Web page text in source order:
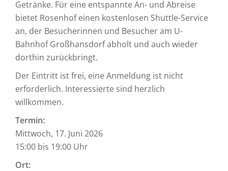
Getränke. Für eine entspannte An- und Abreise
bietet Rosenhof einen kostenlosen Shuttle-Service
an, der Besucherinnen und Besucher am U-
Bahnhof Großhansdorf abholt und auch wieder
dorthin zurückbringt.
Der Eintritt ist frei, eine Anmeldung ist nicht
erforderlich. Interessierte sind herzlich
willkommen.
Termin:
Mittwoch, 17. Juni 2026
15:00 bis 19:00 Uhr
Ort: